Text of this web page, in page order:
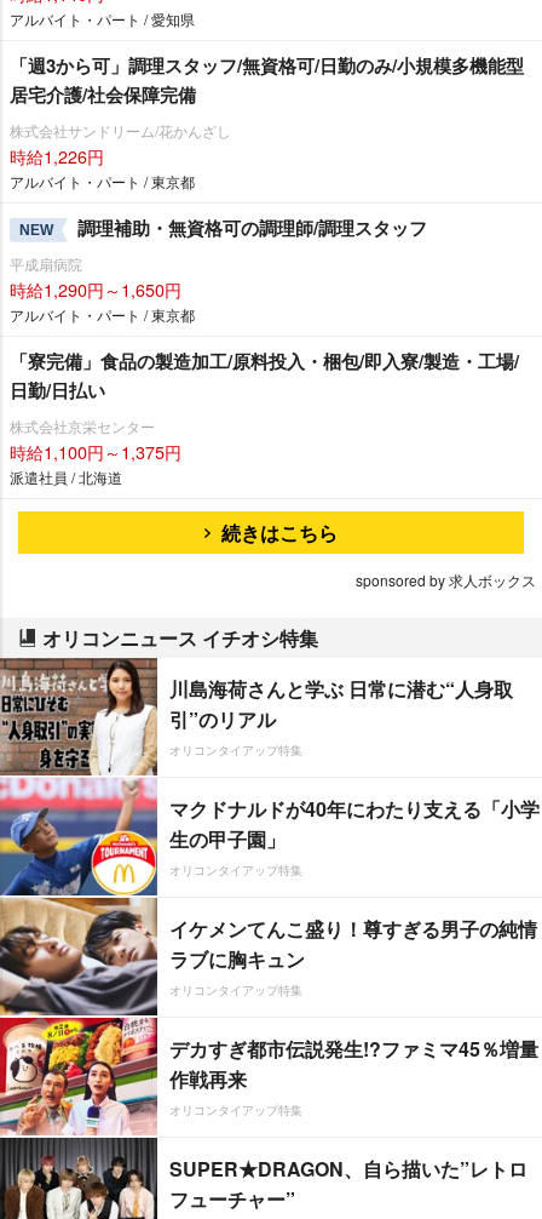
アルバイト・パート / 愛知県
「週3から可」調理スタッフ/無資格可/日勤のみ/小規模多機能型
居宅介護/社会保障完備
株式会社サンドリーム/花かんざし
時給1,226円
アルバイト・パート / 東京都
NEW 調理補助・無資格可の調理師/調理スタッフ
平成扇病院
時給1,290円～1,650円
アルバイト・パート / 東京都
「寮完備」食品の製造加工/原料投入・梱包/即入寮/製造・工場/
日勤/日払い
株式会社京栄センター
時給1,100円～1,375円
派遣社員 / 北海道
続きはこちら
sponsored by 求人ボックス
オリコンニュース イチオシ特集
川島海荷さんと学ぶ 日常に潜む“人身取
引”のリアル
オリコンタイアップ特集
マクドナルドが40年にわたり支える「小学
生の甲子園」
オリコンタイアップ特集
イケメンてんこ盛り！尊すぎる男子の純情
ラブに胸キュン
オリコンタイアップ特集
デカすぎ都市伝説発生!?ファミマ45％増量
作戦再来
オリコンタイアップ特集
SUPER★DRAGON、自ら描いた”レトロ
フューチャー”